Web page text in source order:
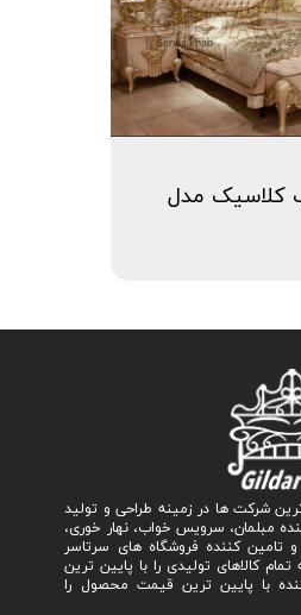
کلاسیک مدل
شرکت ها در زمینه طراحی و تولید
مبلمان، سرویس خواب، نهار خوری،
کننده فروشگاه های سرتاسر
کالاهای تولیدی را با پایین ترین
با پایین ترین قیمت محصول را